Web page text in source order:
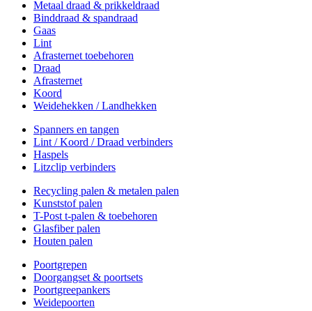
Metaal draad & prikkeldraad
Binddraad & spandraad
Gaas
Lint
Afrasternet toebehoren
Draad
Afrasternet
Koord
Weidehekken / Landhekken
Spanners en tangen
Lint / Koord / Draad verbinders
Haspels
Litzclip verbinders
Recycling palen & metalen palen
Kunststof palen
T-Post t-palen & toebehoren
Glasfiber palen
Houten palen
Poortgrepen
Doorgangset & poortsets
Poortgreepankers
Weidepoorten